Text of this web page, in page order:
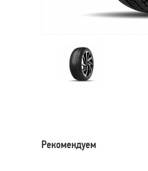
Рекомендуем